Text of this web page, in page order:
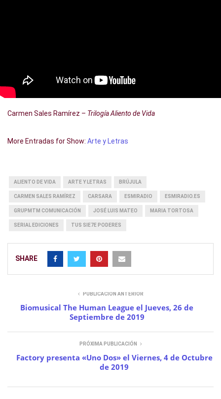
Carmen Sales Ramírez – Trilogía Aliento de Vida
More Entradas for Show: Arte y Letras
ALIENTO DE VIDA ARTE Y LETRAS BRÚJULA
CARMEN SALES RAMÍREZ CARSARA ESMIRADIO ESMIRADIO.ES
GRUPMTM COMUNICACIÓN JOSÉ LUIS MATEO MARIA TORTOSA
SERIAL EDICIONES TUS SIE7E PODERES
SHARE
PUBLICACIÓN ANTERIOR
Biomusical The Human League el Jueves, 26 de
Septiembre de 2019
PRÓXIMA PUBLICACIÓN
Factory presenta «Uno Dos» el Viernes, 4 de Octubre
de 2019